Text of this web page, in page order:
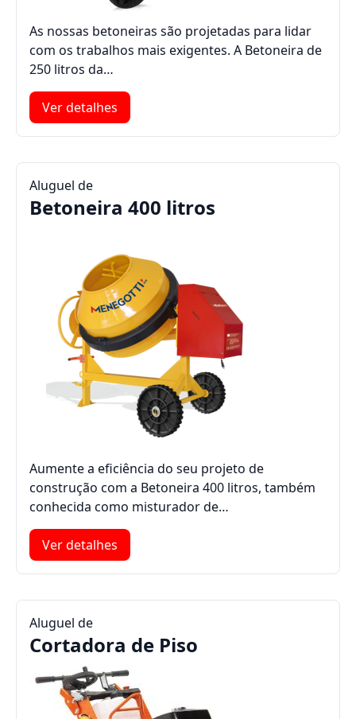
As nossas betoneiras são projetadas para lidar
com os trabalhos mais exigentes. A Betoneira de
250 litros da…
Ver detalhes
Aluguel de
Betoneira 400 litros
Aumente a eficiência do seu projeto de
construção com a Betoneira 400 litros, também
conhecida como misturador de…
Ver detalhes
Aluguel de
Cortadora de Piso